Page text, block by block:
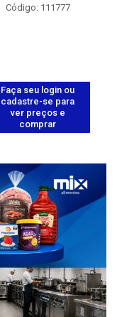
Código: 111777
Faça seu login ou
cadastre-se para
ver preços e
comprar